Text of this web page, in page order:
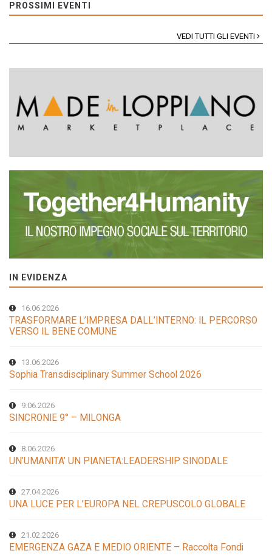
PROSSIMI EVENTI
VEDI TUTTI GLI EVENTI
IN EVIDENZA
16.06.2026
TRASFORMARE L’IMPRESA DALL’INTERNO: IL PERCORSO
VERSO IL BENE COMUNE
13.06.2026
Sophia Transdisciplinary Summer School 2026
9.06.2026
SINCRONIE 9° – MILONGA
8.06.2026
UN’UMANITA’ UN PIANETA:LEADERSHIP SINODALE
27.04.2026
UNA LUCE PER L’EUROPA NEL CREPUSCOLO GLOBALE
21.02.2026
EMERGENZA GAZA E MEDIO ORIENTE – Raccolta Fondi